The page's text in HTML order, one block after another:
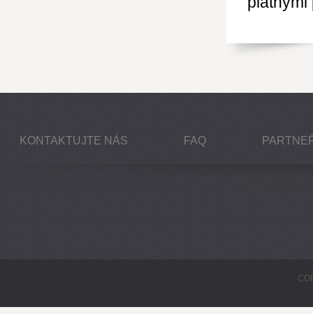
KONTAKTUJTE NÁS FAQ